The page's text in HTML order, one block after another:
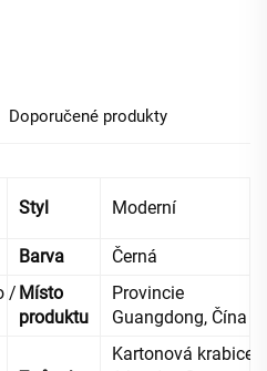
Doporučené produkty
Styl Moderní
Barva Černá
/ Místo
produktu
Provincie
Guangdong, Čína
Kartonová krabice,